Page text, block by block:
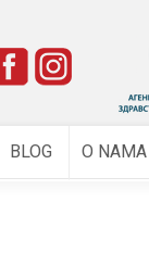
BLOG O NAMA